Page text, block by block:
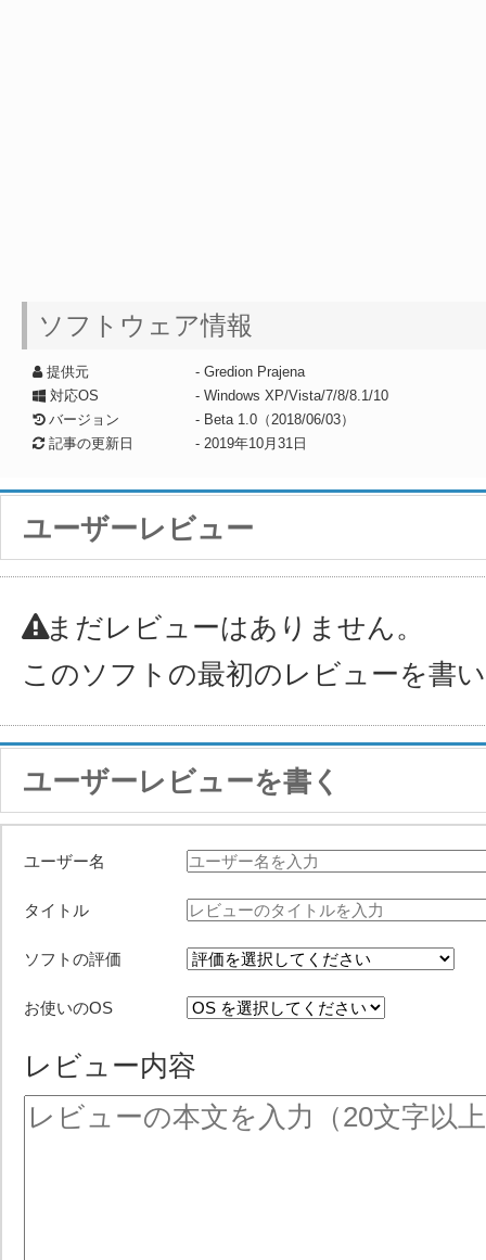
ソフトウェア情報
提供元
- Gredion Prajena
対応OS
- Windows XP/Vista/7/8/8.1/10
バージョン
- Beta 1.0（2018/06/03）
記事の更新日
- 2019年10月31日
ユーザーレビュー
まだレビューはありません。
このソフトの最初のレビューを書
ユーザーレビューを書く
ユーザー名
タイトル
ソフトの評価
お使いのOS
レビュー内容